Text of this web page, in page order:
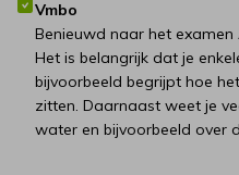
Vmbo
Benieuwd naar het
Het is belangrijk dat je
bijvoorbeeld begrijpt hoe
zitten. Daarnaast weet je
water en bijvoorbeeld over